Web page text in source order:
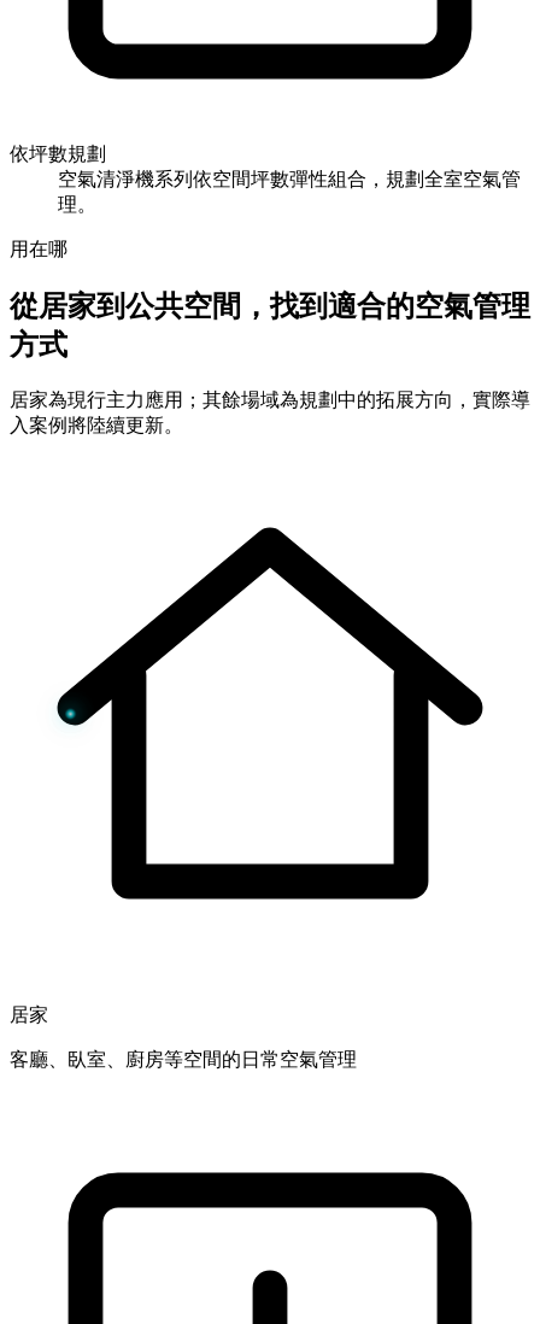
依坪數規劃
空氣清淨機系列依空間坪數彈性組合，規劃全室空氣管
理。
用在哪
從居家到公共空間，找到適合的空氣管理
方式
居家為現行主力應用；其餘場域為規劃中的拓展方向，實際導
入案例將陸續更新。
居家
客廳、臥室、廚房等空間的日常空氣管理